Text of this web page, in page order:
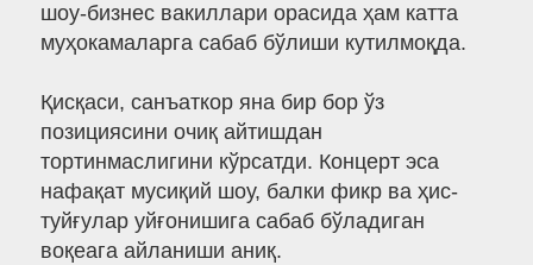
шоу-бизнес вакиллари орасида ҳам катта
муҳокамаларга сабаб бўлиши кутилмоқда.
Қисқаси, санъаткор яна бир бор ўз
позициясини очиқ айтишдан
тортинмаслигини кўрсатди. Концерт эса
нафақат мусиқий шоу, балки фикр ва ҳис-
туйғулар уйғонишига сабаб бўладиган
воқеага айланиши аниқ.